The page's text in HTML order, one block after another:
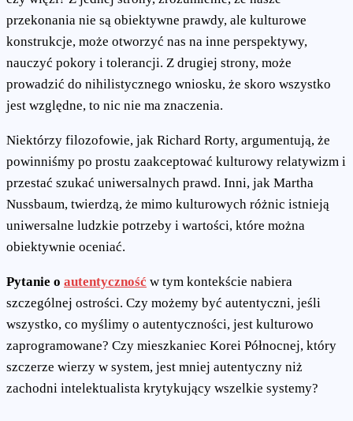
przekonania nie są obiektywne prawdy, ale kulturowe
konstrukcje, może otworzyć nas na inne perspektywy,
nauczyć pokory i tolerancji. Z drugiej strony, może
prowadzić do nihilistycznego wniosku, że skoro wszystko
jest względne, to nic nie ma znaczenia.
Niektórzy filozofowie, jak Richard Rorty, argumentują, że
powinniśmy po prostu zaakceptować kulturowy relatywizm i
przestać szukać uniwersalnych prawd. Inni, jak Martha
Nussbaum, twierdzą, że mimo kulturowych różnic istnieją
uniwersalne ludzkie potrzeby i wartości, które można
obiektywnie oceniać.
Pytanie o autentyczność w tym kontekście nabiera
szczególnej ostrości. Czy możemy być autentyczni, jeśli
wszystko, co myślimy o autentyczności, jest kulturowo
zaprogramowane? Czy mieszkaniec Korei Północnej, który
szczerze wierzy w system, jest mniej autentyczny niż
zachodni intelektualista krytykujący wszelkie systemy?